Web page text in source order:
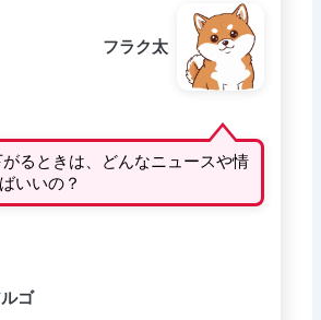
フラク太
るときは、どんなニュースや情
いいの？
ゴ